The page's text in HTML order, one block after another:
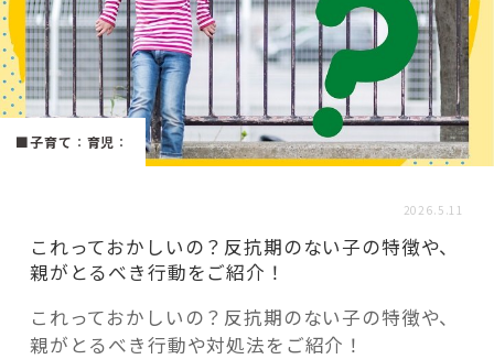
「場」
HAREL HAREL
活用事例
「モノ」
fleXe リノベ事例
■子育て ： 育児 ：
2026.5.11
これっておかしいの？反抗期のない子の特徴や、
親がとるべき行動をご紹介！
これっておかしいの？反抗期のない子の特徴や、
親がとるべき行動や対処法をご紹介！